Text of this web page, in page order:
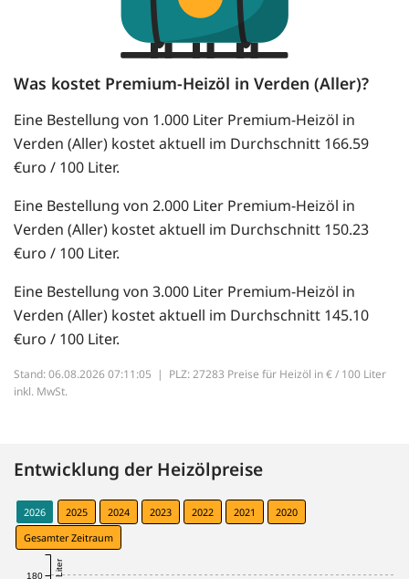
Was kostet Premium-Heizöl in Verden (Aller)?
Eine Bestellung von 1.000 Liter Premium-Heizöl in
Verden (Aller) kostet aktuell im Durchschnitt 166.59
€uro / 100 Liter.
Eine Bestellung von 2.000 Liter Premium-Heizöl in
Verden (Aller) kostet aktuell im Durchschnitt 150.23
€uro / 100 Liter.
Eine Bestellung von 3.000 Liter Premium-Heizöl in
Verden (Aller) kostet aktuell im Durchschnitt 145.10
€uro / 100 Liter.
Stand: 06.08.2026 07:11:05 | PLZ: 27283 Preise für Heizöl in € / 100 Liter
inkl. MwSt.
Entwicklung der Heizölpreise
2026 2025 2024 2023 2022 2021
2020
Gesamter Zeitraum
180